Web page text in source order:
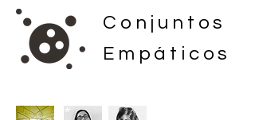
Conjuntos
Empáticos